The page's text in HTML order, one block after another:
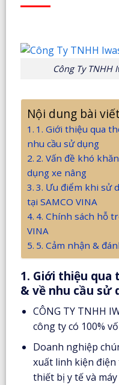
Công Ty TNHH
Nội dung bài viết
1. Giới thiệu qua
nhu cầu sử dụng
2. Vấn đề khó
dụng xe nâng
3. Ưu điểm khi sử
tại SAMCO VINA
4. Chính sách hỗ
VINA
5. Cảm nhận &
1. Giới thiệu qua
& về nhu cầu sử
CÔNG TY TNHH
công ty có 100%
Doanh nghiệp
xuất linh kiện
thiết bị y tế và